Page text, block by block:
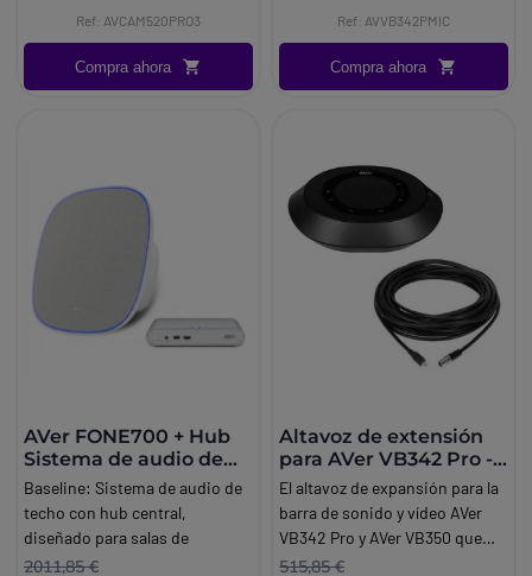
vendidas: la gama CAM 520
Ref: AVCAM520PRO3
Compra ahora
Ref: AVVB342PMIC
Compra ahora
AVer FONE700 + Hub
Sistema de audio de
techo
Baseline: Sistema de audio de
techo con hub central,
diseñado para salas de
reuniones profesionales con
2011,85 €
Altavoz de extensión
para AVer VB342 Pro -
Cable 10 m
El altavoz de expansión para la
barra de sonido y vídeo AVer
VB342 Pro y AVer VB350 que
proporciona una cobertura de
515,85 €